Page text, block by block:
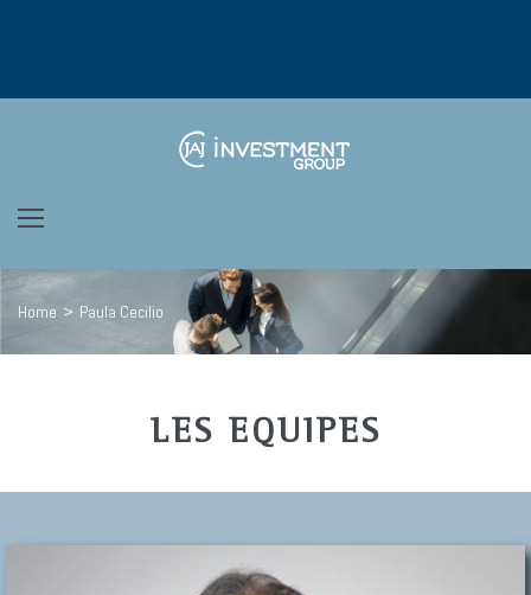
Home > Paula Cecilio
LES EQUIPES